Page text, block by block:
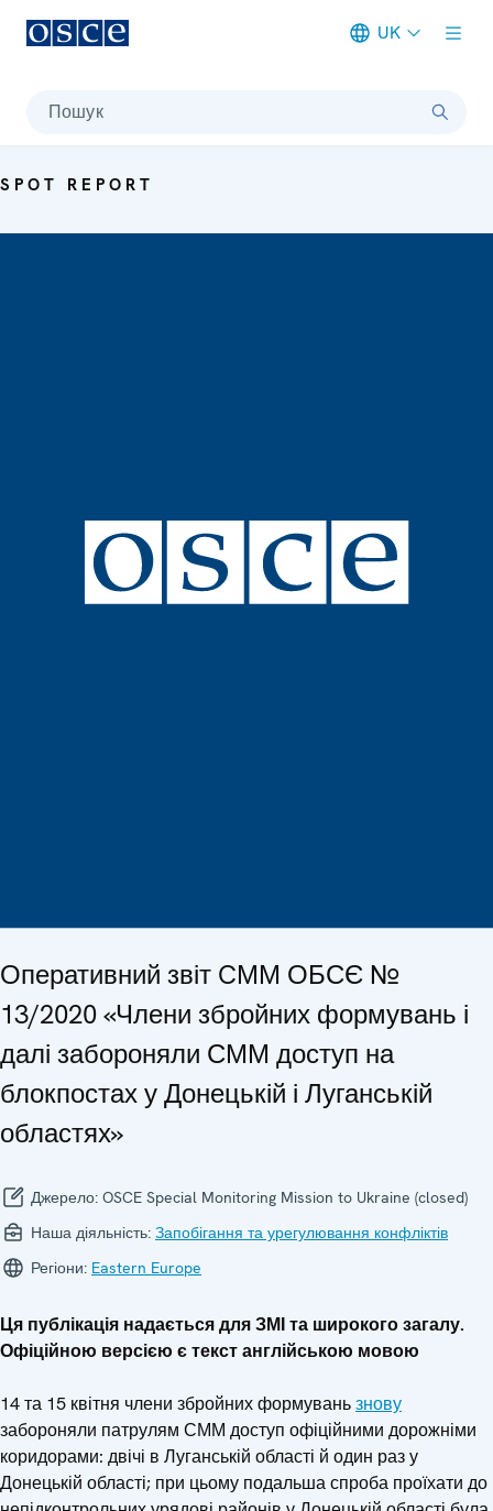
UK
Пошук
SPOT REPORT
Оперативний звіт CММ ОБСЄ №
13/2020 «Члени збройних формувань і
далі забороняли СММ доступ на
блокпостах у Донецькій і Луганській
областях»
Джерело: OSCE Special Monitoring Mission to Ukraine (closed)
Наша діяльність: Запобігання та урегулювання конфліктів
Регіони: Eastern Europe
Ця публікація надається для ЗМІ та широкого загалу.
Офіційною версією є текст англійською мовою
14 та 15 квітня члени збройних формуваньзнову
забороняли патрулям СММ доступ офіційними дорожніми
коридорами: двічі в Луганській області й один раз у
Донецькій області; при цьому подальша спроба проїхати до